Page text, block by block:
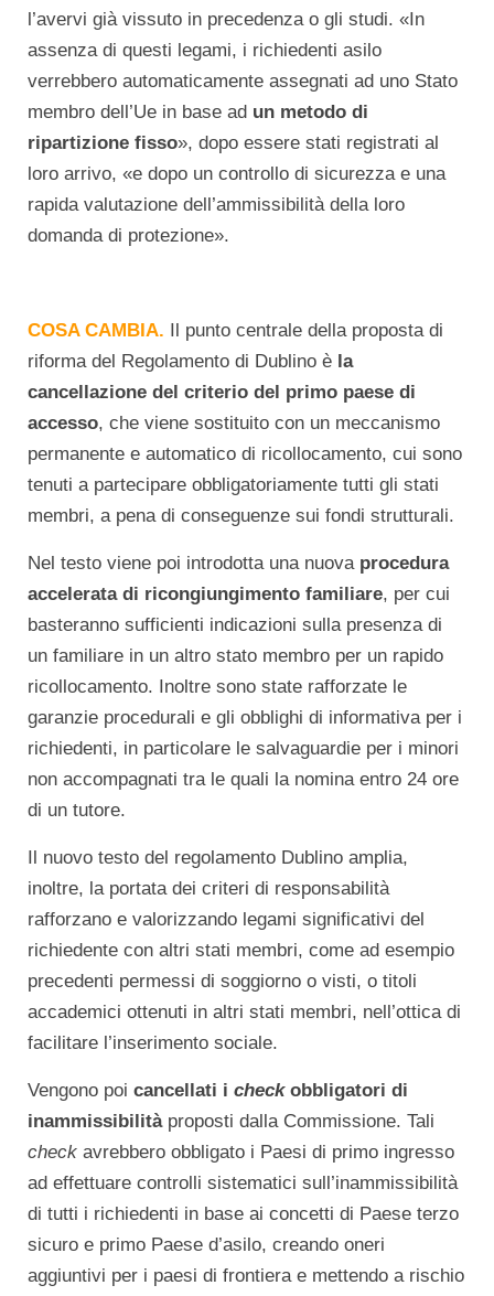
l’avervi già vissuto in precedenza o gli studi. «In
assenza di questi legami, i richiedenti asilo
verrebbero automaticamente assegnati ad uno Stato
membro dell’Ue in base ad un metodo di
ripartizione fisso», dopo essere stati registrati al
loro arrivo, «e dopo un controllo di sicurezza e una
rapida valutazione dell’ammissibilità della loro
domanda di protezione».
COSA CAMBIA. Il punto centrale della proposta di
riforma del Regolamento di Dublino è la
cancellazione del criterio del primo paese di
accesso, che viene sostituito con un meccanismo
permanente e automatico di ricollocamento, cui sono
tenuti a partecipare obbligatoriamente tutti gli stati
membri, a pena di conseguenze sui fondi strutturali.
Nel testo viene poi introdotta una nuova procedura
accelerata di ricongiungimento familiare, per cui
basteranno sufficienti indicazioni sulla presenza di
un familiare in un altro stato membro per un rapido
ricollocamento. Inoltre sono state rafforzate le
garanzie procedurali e gli obblighi di informativa per i
richiedenti, in particolare le salvaguardie per i minori
non accompagnati tra le quali la nomina entro 24 ore
di un tutore.
Il nuovo testo del regolamento Dublino amplia,
inoltre, la portata dei criteri di responsabilità
rafforzano e valorizzando legami significativi del
richiedente con altri stati membri, come ad esempio
precedenti permessi di soggiorno o visti, o titoli
accademici ottenuti in altri stati membri, nell’ottica di
facilitare l’inserimento sociale.
Vengono poi cancellati i checkobbligatori di
inammissibilitàproposti dalla Commissione. Tali
check avrebbero obbligato i Paesi di primo ingresso
ad effettuare controlli sistematici sull’inammissibilità
di tutti i richiedenti in base ai concetti di Paese terzo
sicuro e primo Paese d’asilo, creando oneri
aggiuntivi per i paesi di frontiera e mettendo a rischio